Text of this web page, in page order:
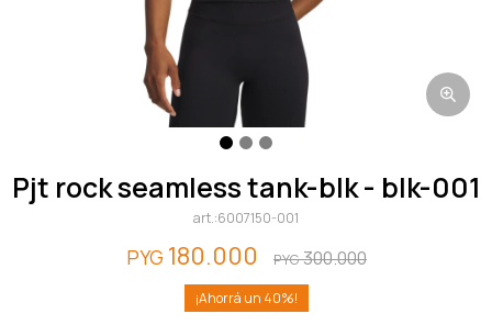
pjt rock seamless tank-blk - blk-001
6007150-001
PYG 180.000 PYG300.000
40